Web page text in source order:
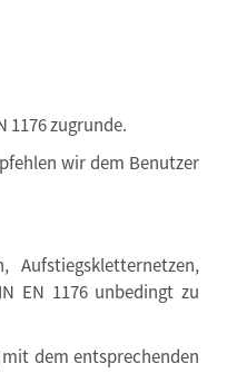
1176 zugrunde.
wir dem Benutzer
EN 1176 unbedingt zu
dem entsprechenden